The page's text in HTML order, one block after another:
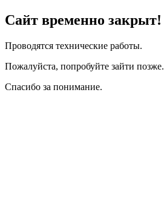
Сайт временно закрыт!
Проводятся технические работы.
Пожалуйста, попробуйте зайти позже.
Спасибо за понимание.